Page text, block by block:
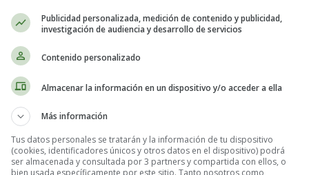
- Poesías infantiles - Día
Publicidad personalizada, medición de contenido y publicidad,
investigación de audiencia y desarrollo de servicios
Contenido personalizado
Almacenar la información en un dispositivo y/o acceder a ella
Más información
Tus datos personales se tratarán y la información de tu dispositivo
(cookies, identificadores únicos y otros datos en el dispositivo) podrá
ser almacenada y consultada por 3 partners y compartida con ellos, o
bien usada específicamente por este sitio. Tanto nosotros como